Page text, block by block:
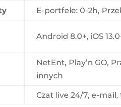
E-portfele: 0-2h,
Android 8.0+, iOS
NetEnt, Play’n GO,
innych
Czat live 24/7, e-